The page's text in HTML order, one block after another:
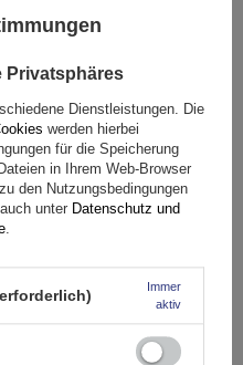
Privatsphäres
Dienstleistungen. Die
werden hierbei
für die Speicherung
in Ihrem Web-Browser
den Nutzungsbedingungen
unter Datenschutz und
Immer
aktiv